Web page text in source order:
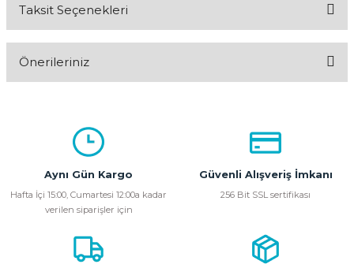
Taksit Seçenekleri
Önerileriniz
kullanarak tarafımıza iletebilirsiniz.
Görüş ve önerileriniz için teşekkür ederiz.
Ürün açıklamasında eksik bilgiler bulunuyor.
Ürün bilgilerinde hatalar bulunuyor.
Ürün fiyatı diğer sitelerden daha pahalı.
Aynı Gün Kargo
Hafta İçi 15:00, Cumartesi 12:00a kadar
verilen siparişler için
Güvenli Alışveriş İmkanı
256 Bit SSL sertifikası